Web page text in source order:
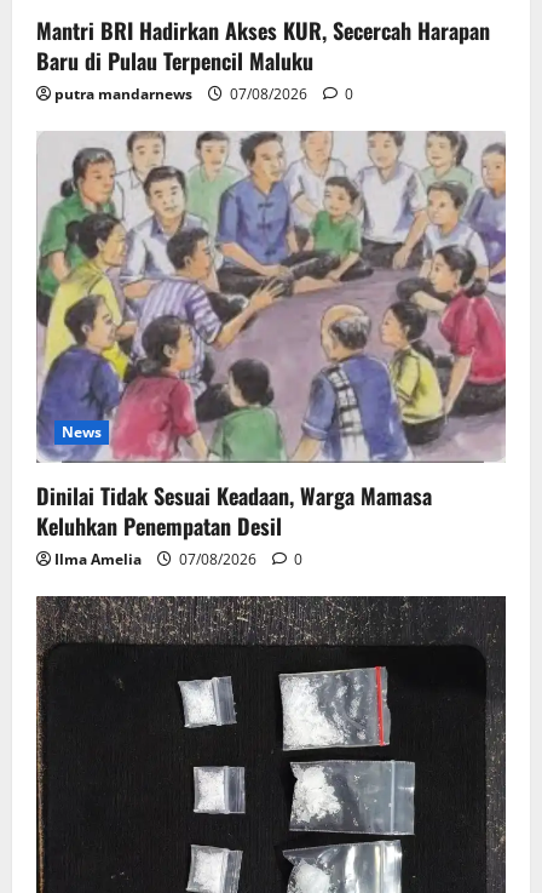
Mantri BRI Hadirkan Akses KUR, Secercah Harapan
Baru di Pulau Terpencil Maluku
putra mandarnews 07/08/2026 0
News
Dinilai Tidak Sesuai Keadaan, Warga Mamasa
Keluhkan Penempatan Desil
Ilma Amelia 07/08/2026 0